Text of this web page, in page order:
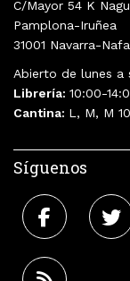
C/Mayor 54 K
Pamplona-Iruñea
31001 Navarra-
Abierto de lunes a
Librería: 10:00-
Cantina: L, M, M
Síguenos